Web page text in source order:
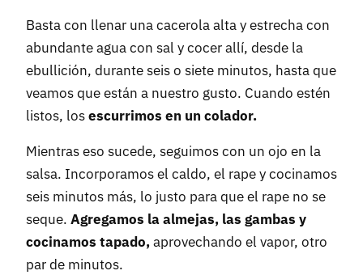
Basta con llenar una cacerola alta y estrecha con
abundante agua con sal y cocer allí, desde la
ebullición, durante seis o siete minutos, hasta que
veamos que están a nuestro gusto. Cuando estén
listos, losescurrimos en un colador.
Mientras eso sucede, seguimos con un ojo en la
salsa. Incorporamos el caldo, el rape y cocinamos
seis minutos más, lo justo para que el rape no se
seque. Agregamos la almejas, las gambas y
cocinamos tapado,aprovechando el vapor, otro
par de minutos.